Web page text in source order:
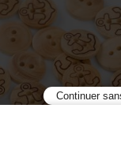
Continuer